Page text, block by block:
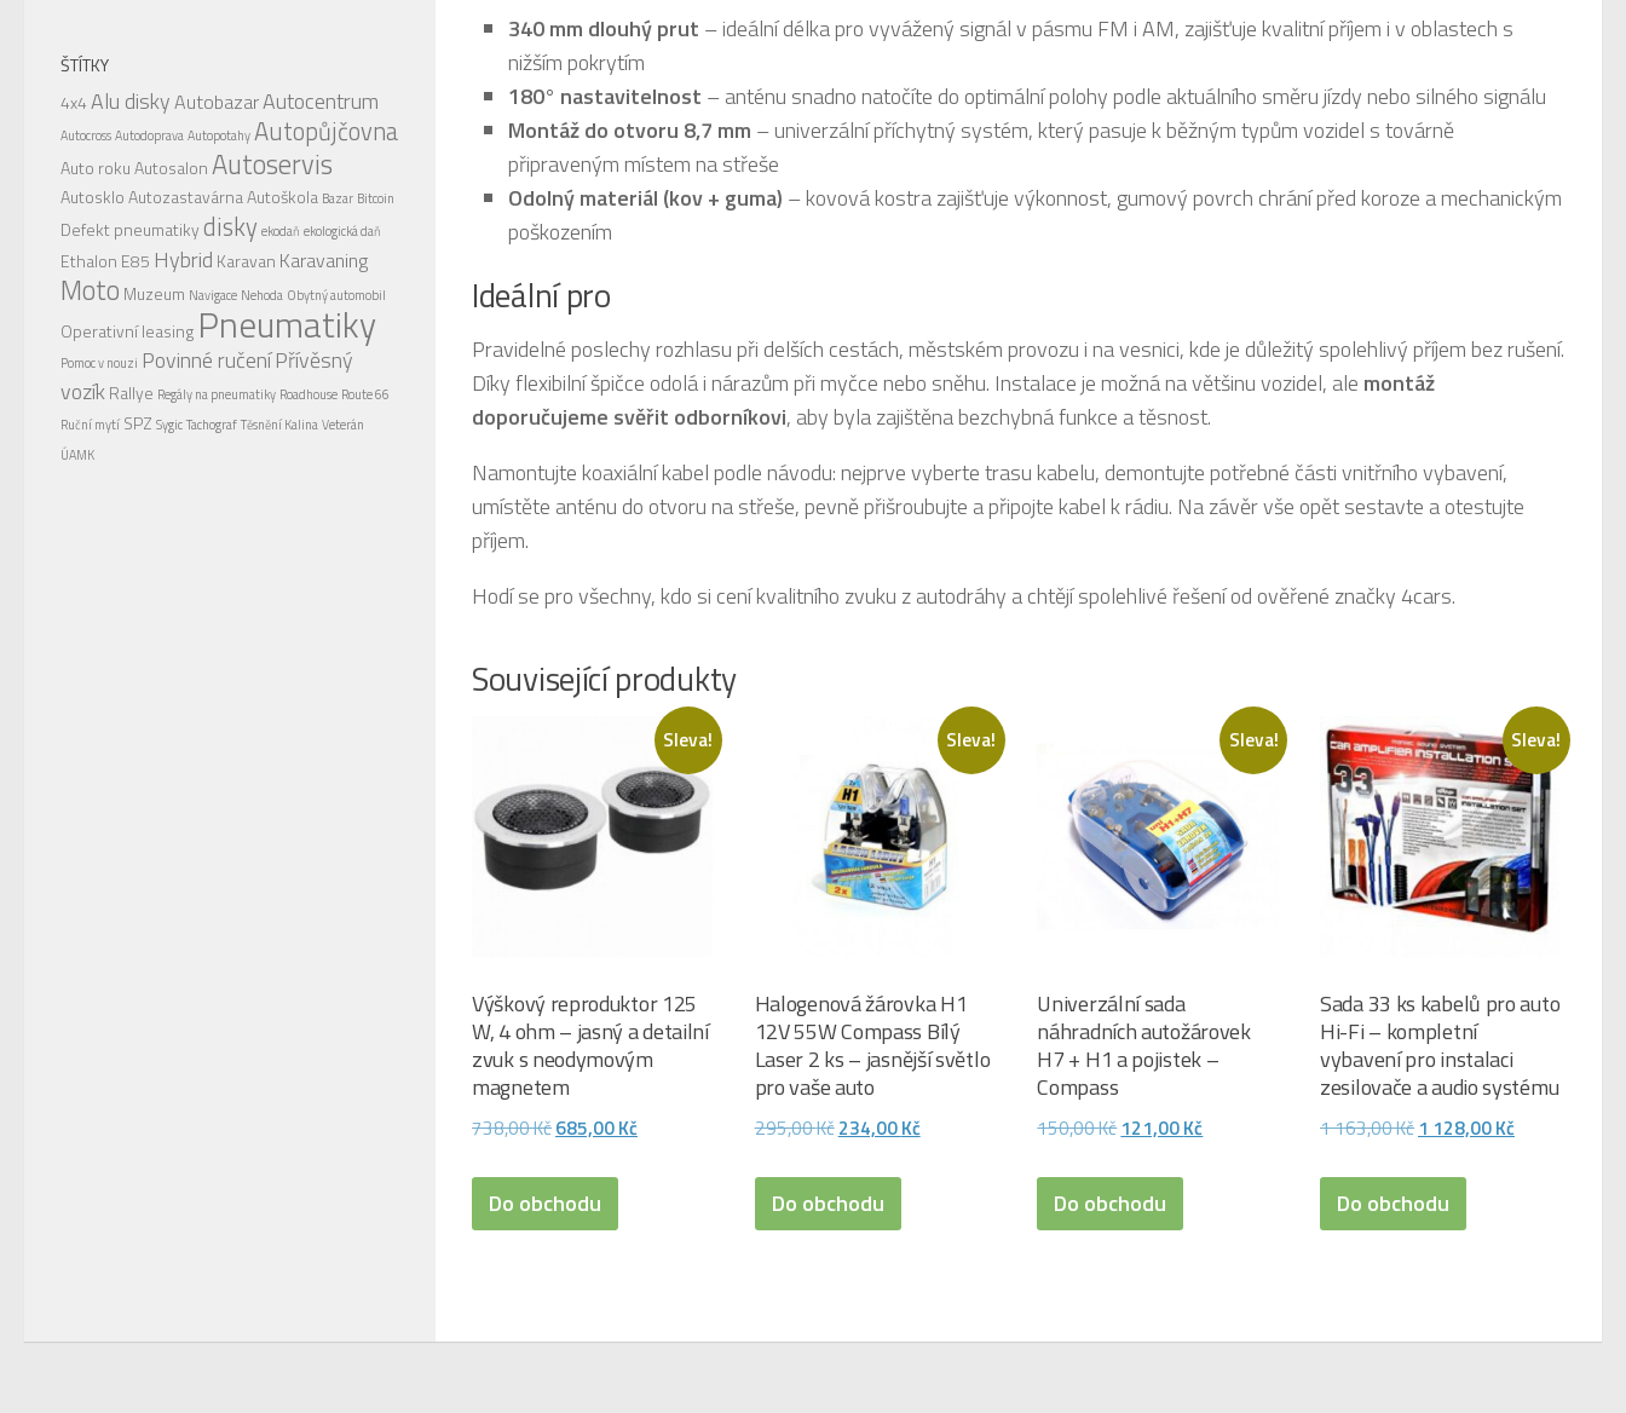
340 mm dlouhý prut – ideální délka pro vyvážený signál v pásmu FM i AM, zajišťuje kvalitní příjem i v oblastech s
nižším pokrytím
180° nastavitelnost – anténu snadno natočíte do optimální polohy podle aktuálního směru jízdy nebo silného signálu
Montáž do otvoru 8,7 mm – univerzální příchytný systém, který pasuje k běžným typům vozidel s továrně
připraveným místem na střeše
Odolný materiál (kov + guma) – kovová kostra zajišťuje výkonnost, gumový povrch chrání před koroze a mechanickým
poškozením
Ideální pro
Pravidelné poslechy rozhlasu při delších cestách, městském provozu i na vesnici, kde je důležitý spolehlivý příjem bez rušení.
Díky flexibilní špičce odolá i nárazům při myčce nebo sněhu. Instalace je možná na většinu vozidel, ale montáž
doporučujeme svěřit odborníkovi, aby byla zajištěna bezchybná funkce a těsnost.
Namontujte koaxiální kabel podle návodu: nejprve vyberte trasu kabelu, demontujte potřebné části vnitřního vybavení,
umístěte anténu do otvoru na střeše, pevně přišroubujte a připojte kabel k rádiu. Na závěr vše opět sestavte a otestujte
příjem.
Hodí se pro všechny, kdo si cení kvalitního zvuku z autodráhy a chtějí spolehlivé řešení od ověřené značky 4cars.
Související produkty
Sleva!
Výškový reproduktor 125
W, 4 ohm – jasný a detailní
zvuk s neodymovým
magnetem
738,00KčPůvodní
byla:
738,00 Kč.
685,00KčAktuální
Do obchodu
Sleva!
Halogenová žárovka H1
12V 55W Compass Bílý
Laser 2 ks – jasnější světlo
pro vaše auto
295,00KčPůvodní
byla:
295,00 Kč.
234,00KčAktuální
Do obchodu
Sleva!
Univerzální sada
náhradních autožárovek
H7 + H1 a pojistek –
Compass
150,00Kč Původní
byla:
150,00 Kč.
121,00KčAktuální
Do obchodu
Sleva!
Sada 33 ks kabelů pro auto
Hi-Fi – kompletní
vybavení pro instalaci
zesilovače a audio systému
1 163,00Kč Původní
byla:
1
1 128,00KčAktuální
Do obchodu
ŠTÍTKY
4x4Alu diskyAutobazarAutocentrum
AutocrossAutodopravaAutopotahyAutopůjčovna
Auto rokuAutosalonAutoservis
AutoskloAutozastavárnaAutoškola Bazar Bitcoin
Defekt pneumatikydisky ekodaň ekologická daň
Ethalon E85 Hybrid Karavan Karavaning
Moto Muzeum Navigace Nehoda Obytný automobil
Operativní leasing Pneumatiky
Pomoc v nouzi Povinné ručeníPřívěsný
vozíkRallye Regály na pneumatiky Roadhouse Route 66
Ruční mytí SPZ SygicTachografTěsnění KalinaVeterán
ÚAMK